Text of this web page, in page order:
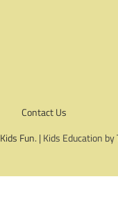
Contact Us
Kids Fun. | Kids Education by